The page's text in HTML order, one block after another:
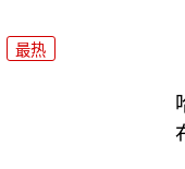
最热